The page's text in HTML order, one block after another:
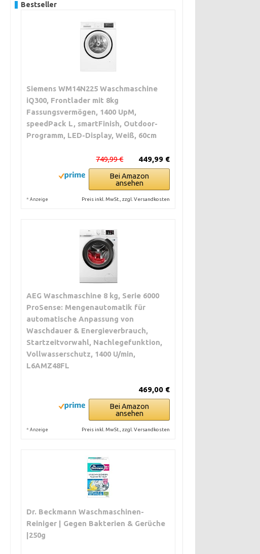
Bestseller
Siemens WM14N225 Waschmaschine
iQ300, Frontlader mit 8kg
Fassungsvermögen, 1400 UpM,
speedPack L, smartFinish, Outdoor-
Programm, LED-Display, Weiß, 60cm
449,99 €
749,99 €
Bei Amazon
ansehen
* Anzeige Preis inkl. MwSt., zzgl. Versandkosten
AEG Waschmaschine 8 kg, Serie 6000
ProSense: Mengenautomatik für
automatische Anpassung von
Waschdauer & Energieverbrauch,
Startzeitvorwahl, Nachlegefunktion,
Vollwasserschutz, 1400 U/min,
L6AMZ48FL
469,00 €
Bei Amazon
ansehen
* Anzeige Preis inkl. MwSt., zzgl. Versandkosten
Dr. Beckmann Waschmaschinen-
Reiniger | Gegen Bakterien & Gerüche
|250g